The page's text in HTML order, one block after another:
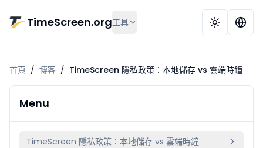
TimeScreen.org工具
首頁 / 博客 / TimeScreen 隱私政策：本地儲存 vs 雲端時鐘
Menu
TimeScreen 隱私政策：本地儲存 vs 雲端時鐘